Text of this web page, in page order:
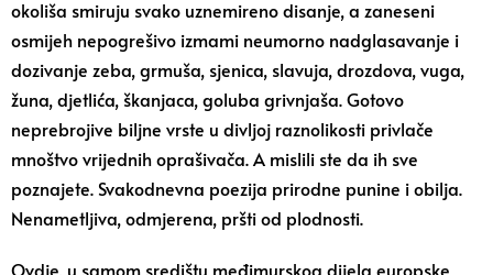
okoliša smiruju svako uznemireno disanje, a zaneseni
osmijeh nepogrešivo izmami neumorno nadglasavanje i
dozivanje zeba, grmuša, sjenica, slavuja, drozdova, vuga,
žuna, djetlića, škanjaca, goluba grivnjaša. Gotovo
neprebrojive biljne vrste u divljoj raznolikosti privlače
mnoštvo vrijednih oprašivača. A mislili ste da ih sve
poznajete. Svakodnevna poezija prirodne punine i obilja.
Nenametljiva, odmjerena, pršti od plodnosti.
Ovdje, u samom središtu međimurskog dijela europske